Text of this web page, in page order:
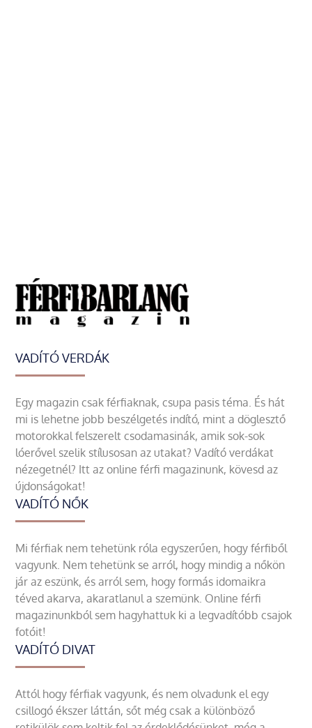
VADÍTÓ VERDÁK
Egy magazin csak férfiaknak, csupa pasis téma. És hát
mi is lehetne jobb beszélgetés indító, mint a döglesztő
motorokkal felszerelt csodamasinák, amik sok-sok
lóerővel szelik stílusosan az utakat? Vadító verdákat
nézegetnél? Itt az online férfi magazinunk, kövesd az
újdonságokat!
VADÍTÓ NŐK
Mi férfiak nem tehetünk róla egyszerűen, hogy férfiből
vagyunk. Nem tehetünk se arról, hogy mindig a nőkön
jár az eszünk, és arról sem, hogy formás idomaikra
téved akarva, akaratlanul a szemünk. Online férfi
magazinunkból sem hagyhattuk ki a legvadítóbb csajok
fotóit!
VADÍTÓ DIVAT
Attól hogy férfiak vagyunk, és nem olvadunk el egy
csillogó ékszer láttán, sőt még csak a különböző